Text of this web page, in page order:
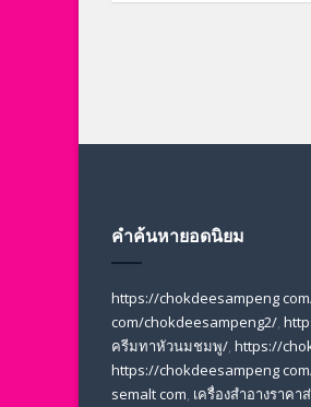
คำค้นหายอดนิยม
https://chokdeesampeng
com/chokdeesampeng2/,
ครีมทาหัวนมชมพู/, https://
https://chokdeesampeng
semalt com, เครื่องสำอางราคา